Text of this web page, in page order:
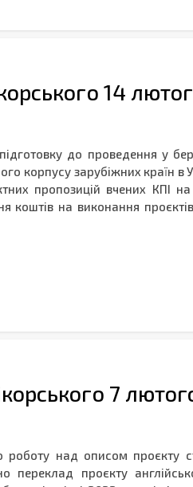
14
до проведення у
корпусу зарубіжних країн в
пропозицій вчених КПІ на
коштів на виконання
7
роботу над описом проєкту
переклад проєкту